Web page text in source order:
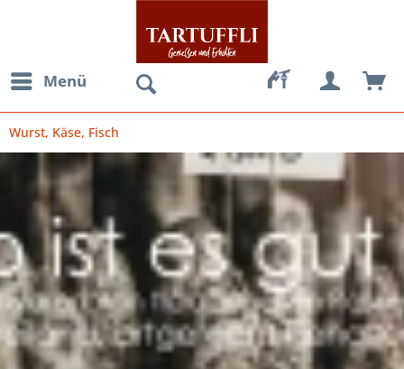
Menü
Wurst, Käse, Fisch